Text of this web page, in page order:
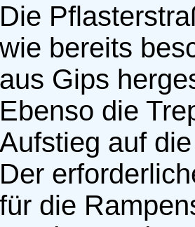
Die
wie bereits
aus Gips
Ebenso die
Aufstieg auf
Der
für die